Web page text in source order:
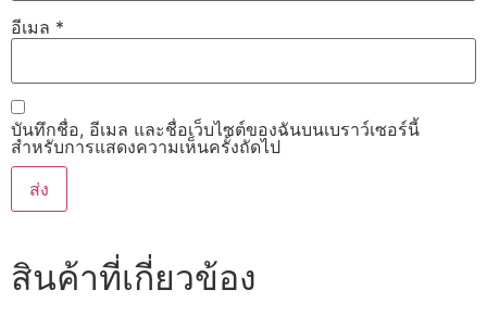
อีเมล *
บันทึกชื่อ, อีเมล และชื่อเว็บไซต์ของฉันบนเบราว์เซอร์นี้
สำหรับการแสดงความเห็นครั้งถัดไป
สินค้าที่เกี่ยวข้อง